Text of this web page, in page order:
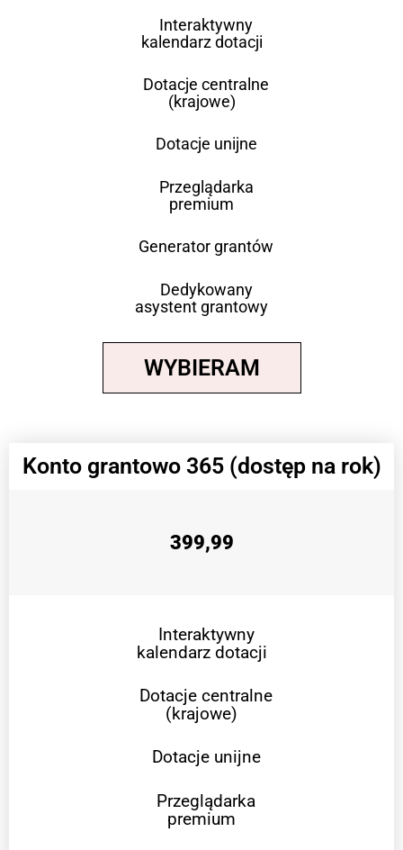
Interaktywny
kalendarz dotacji
Dotacje centralne
(krajowe)
Dotacje unijne
Przeglądarka
premium
Generator grantów
Dedykowany
asystent grantowy
WYBIERAM
Konto grantowo 365 (dostęp na rok)
399,99
Interaktywny
kalendarz dotacji
Dotacje centralne
(krajowe)
Dotacje unijne
Przeglądarka
premium